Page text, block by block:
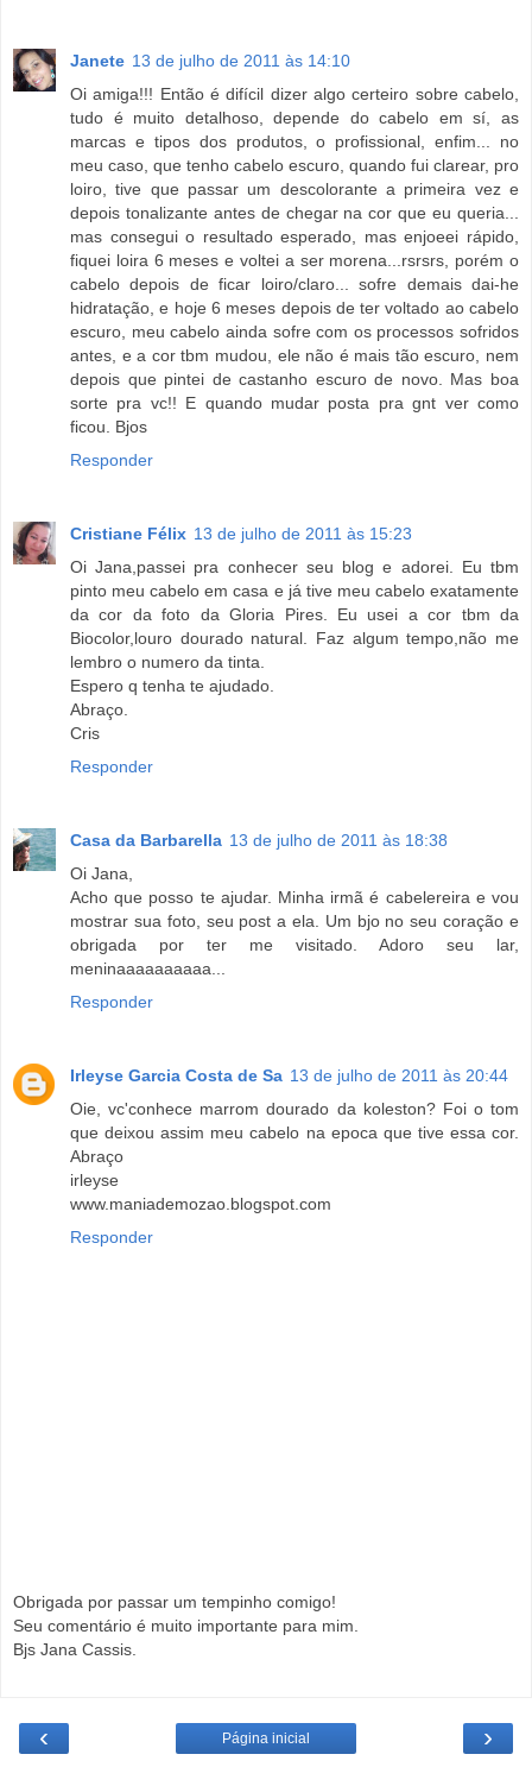
Janete 13 de julho de 2011 às 14:10
Oi amiga!!! Então é difícil dizer algo certeiro sobre cabelo,
tudo é muito detalhoso, depende do cabelo em sí, as
marcas e tipos dos produtos, o profissional, enfim... no
meu caso, que tenho cabelo escuro, quando fui clarear, pro
loiro, tive que passar um descolorante a primeira vez e
depois tonalizante antes de chegar na cor que eu queria...
mas consegui o resultado esperado, mas enjoeei rápido,
fiquei loira 6 meses e voltei a ser morena...rsrsrs, porém o
cabelo depois de ficar loiro/claro... sofre demais dai-he
hidratação, e hoje 6 meses depois de ter voltado ao cabelo
escuro, meu cabelo ainda sofre com os processos sofridos
antes, e a cor tbm mudou, ele não é mais tão escuro, nem
depois que pintei de castanho escuro de novo. Mas boa
sorte pra vc!! E quando mudar posta pra gnt ver como
ficou. Bjos
Responder
Cristiane Félix 13 de julho de 2011 às 15:23
Oi Jana,passei pra conhecer seu blog e adorei. Eu tbm
pinto meu cabelo em casa e já tive meu cabelo exatamente
da cor da foto da Gloria Pires. Eu usei a cor tbm da
Biocolor,louro dourado natural. Faz algum tempo,não me
lembro o numero da tinta.
Espero q tenha te ajudado.
Abraço.
Cris
Responder
Casa da Barbarella 13 de julho de 2011 às 18:38
Oi Jana,
Acho que posso te ajudar. Minha irmã é cabelereira e vou
mostrar sua foto, seu post a ela. Um bjo no seu coração e
obrigada por ter me visitado. Adoro seu lar,
meninaaaaaaaaaa...
Responder
Irleyse Garcia Costa de Sa 13 de julho de 2011 às 20:44
Oie, vc'conhece marrom dourado da koleston? Foi o tom
que deixou assim meu cabelo na epoca que tive essa cor.
Abraço
irleyse
www.maniademozao.blogspot.com
Responder
Obrigada por passar um tempinho comigo!
Seu comentário é muito importante para mim.
Bjs Jana Cassis.
‹ ›
Página inicial